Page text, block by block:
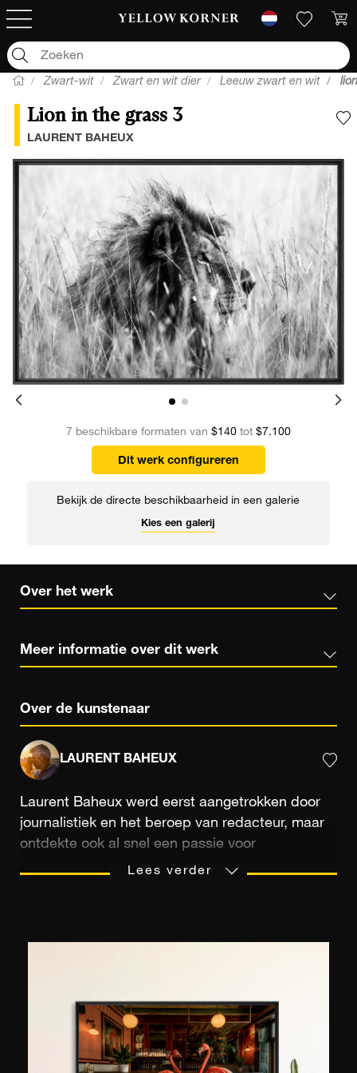
Zwart-wit Zwart en wit dier Leeuw zwart en wit
Lion in the grass 3
LAURENT BAHEUX
7 beschikbare formaten van $140 tot $7.100
Dit werk configureren
Bekijk de directe beschikbaarheid in een galerie
Kies een galerij
Over het werk
Meer informatie over dit werk
Over de kunstenaar
LAURENT BAHEUX
Laurent Baheux werd eerst aangetrokken door
journalistiek en het beroep van redacteur, maar
ontdekte ook al snel een passie voor
natuurfotografie. Altijd gefascineerd door Afrika,
houding en de emotie van hun blikken vast te
leggen. Het echte startpunt van zijn artistieke
carrière was pas toen hij werd genomineerd voor
Lees verder